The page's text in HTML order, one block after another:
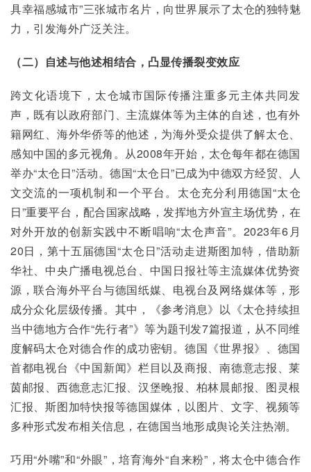
具幸福感城市”三张城市名片，向世界展示了太仓的独特魅
力，引发海外广泛关注。
（二）自述与他述相结合，凸显传播裂变效应
跨文化语境下，太仓城市国际传播注重多元主体共同发
声，既有以政府部门、主流媒体等为主体的自述，也有外
籍网红、海外华侨等的他述，为海外受众提供了解太仓、
感知中国的多元视角。从2008年开始，太仓每年都在德国
举办“太仓日”活动。德国“太仓日”已成为中德双方经贸、人
文交流的一项机制和一个平台。太仓充分利用德国“太仓
日”重要平台，配合国家战略，发挥地方外宣主场优势，在
对外开放的创新实践中不断唱响“太仓声音”。2023年6月
20日，第十五届德国“太仓日”活动走进斯图加特，借助新
华社、中央广播电视总台、中国日报社等主流媒体优势资
源，联合海外平台与德国纸媒、电视台及网络媒体等，形
成分众化层级传播。其中，《参考消息》以《太仓持续担
当中德地方合作“先行者”》等为题刊发7篇报道，从不同维
度解码太仓对德合作的成功密钥。德国《世界报》、德国
首都电视台《中国新闻》栏目以及商报、南德意志报、莱
茵邮报、西德意志汇报、汉堡晚报、柏林晨邮报、图灵根
汇报、斯图加特快报等德国媒体，以图片、文字、视频等
多种形式发布相关信息，在德国当地形成舆论关注热潮。
巧用“外嘴”和“外眼”，培育海外“自来粉”，将太仓中德合作